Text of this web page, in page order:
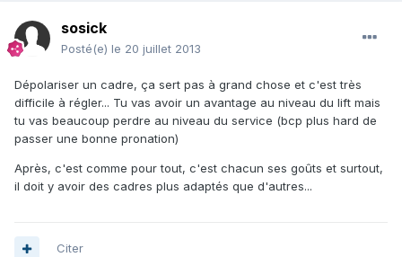
sosick
Posté(e) le 20 juillet 2013
Dépolariser un cadre, ça sert pas à grand chose et c'est très
difficile à régler... Tu vas avoir un avantage au niveau du lift mais
tu vas beaucoup perdre au niveau du service (bcp plus hard de
passer une bonne pronation)
Après, c'est comme pour tout, c'est chacun ses goûts et surtout,
il doit y avoir des cadres plus adaptés que d'autres...
Citer